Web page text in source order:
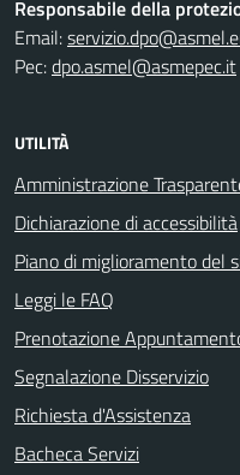
Responsabile della
Email:
Pec:dpo.asmel@asmepec.it
UTILITÀ
Amministrazione
Dichiarazione di accessibilità
Piano di miglioramento del
Leggi le FAQ
Prenotazione
Segnalazione Disservizio
Richiesta d'Assistenza
Bacheca Servizi